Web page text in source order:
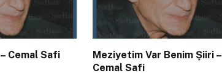
– Cemal Safi
Meziyetim Var Benim Şiiri –
Cemal Safi